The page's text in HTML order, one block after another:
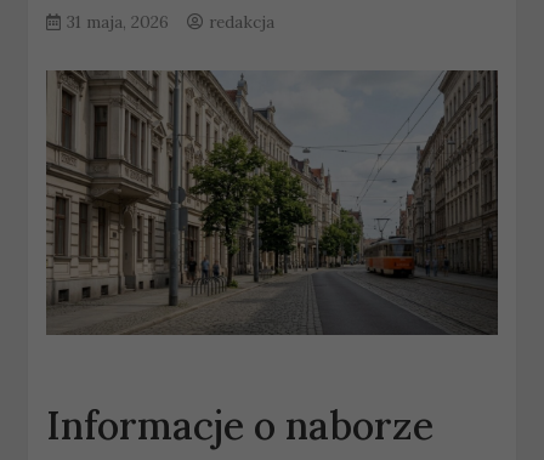
31 maja, 2026 redakcja
Informacje o naborze